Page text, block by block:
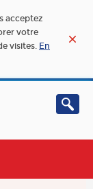
acceptez
votre
visites. En